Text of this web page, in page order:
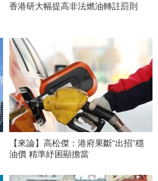
香港研大幅提高非法燃油轉註罰則
【來論】高松傑：港府果斷“出招”穩
油價 精準紓困顯擔當